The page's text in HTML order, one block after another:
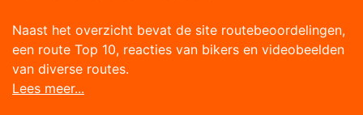
Naast het overzicht bevat de site routebeoordelingen,
een route Top 10, reacties van bikers en videobeelden
van diverse routes.
Lees meer...